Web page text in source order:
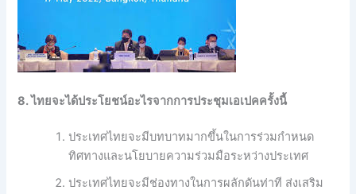
8. ไทยจะได้ประโยชน์อะไรจากการประชุมเอเปคครั้งนี้
ประเทศไทยจะมีบทบาทมากขึ้นในการร่วมกำหนด
ทิศทางและนโยบายความร่วมมือระหว่างประเทศ
ประเทศไทยจะมีช่องทางในการผลักดันท่าที ส่งเสริม